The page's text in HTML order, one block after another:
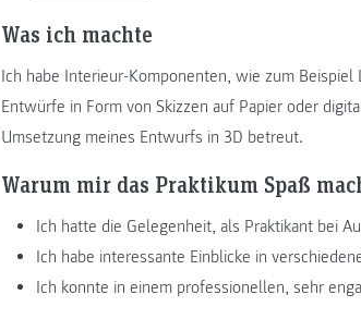
Was ich machte
Ich habe Interieur-Komponenten, wie zum
Entwürfe in Form von Skizzen auf Papier oder
Umsetzung meines Entwurfs in 3D betreut.
Warum mir das Praktikum Spaß
Ich hatte die Gelegenheit, als Praktikant bei
Ich habe interessante Einblicke in
Ich konnte in einem professionellen, sehr